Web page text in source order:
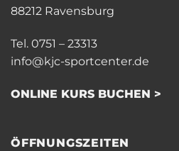
88212 Ravensburg
Tel. 0751 – 23313
info@kjc-sportcenter.de
ONLINE KURS BUCHEN >
ÖFFNUNGSZEITEN